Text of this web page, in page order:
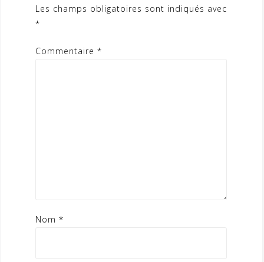
Les champs obligatoires sont indiqués avec
*
Commentaire *
Nom *